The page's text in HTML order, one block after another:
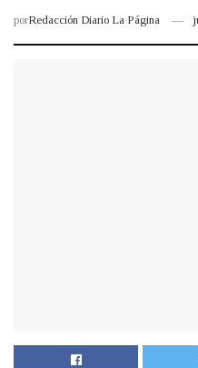
porRedacción Diario La Página